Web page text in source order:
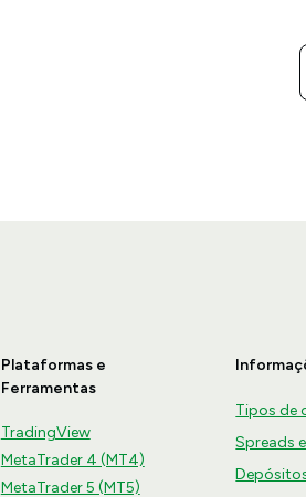
Plataformas e
Ferramentas
TradingView
MetaTrader 4 (MT4)
MetaTrader 5 (MT5)
Tipos de
Spreads